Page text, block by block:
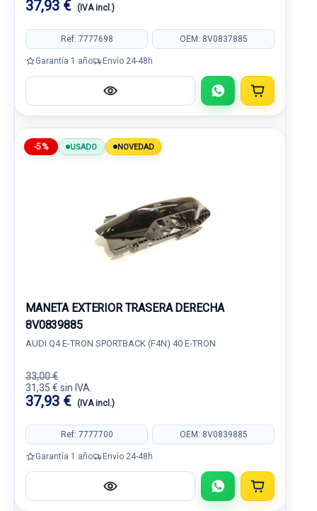
37,93 € (IVA incl.)
Ref: 7777698 OEM: 8V0837885
Garantía 1 año Envío 24-48h
-5% USADO NOVEDAD
MANETA EXTERIOR TRASERA DERECHA
8V0839885
AUDI Q4 E-TRON SPORTBACK (F4N) 40 E-TRON
33,00 €
31,35 € sin IVA.
37,93 € (IVA incl.)
Ref: 7777700 OEM: 8V0839885
Garantía 1 año Envío 24-48h